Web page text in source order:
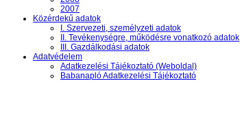
2007
Közérdekű adatok
I. Szervezeti, személyzeti adatok
II. Tevékenységre, működésre vonatkozó adatok
III. Gazdálkodási adatok
Adatvédelem
Adatkezelési Tájékoztató (Weboldal)
Babanapló Adatkezelési Tájékoztató